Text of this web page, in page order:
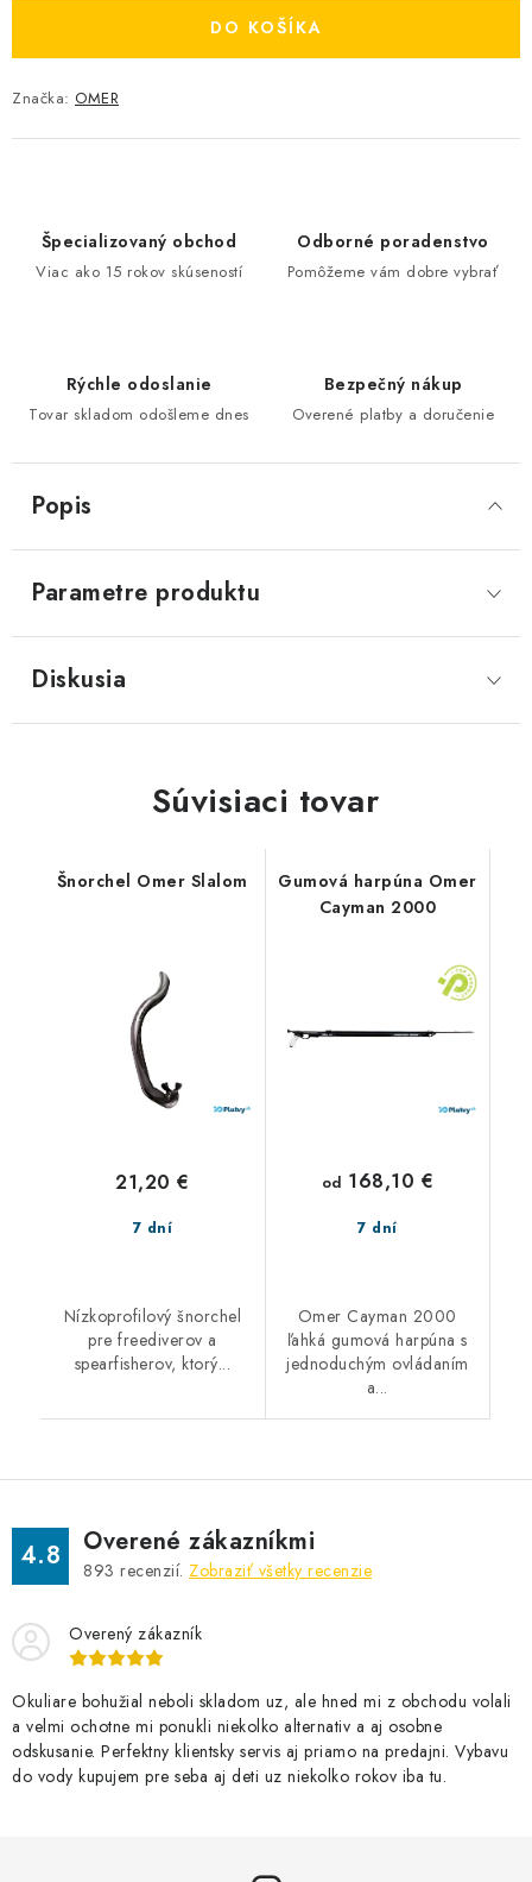
DO KOŠÍKA
Značka: OMER
Špecializovaný obchod
Viac ako 15 rokov skúseností
Odborné poradenstvo
Pomôžeme vám dobre vybrať
Rýchle odoslanie
Tovar skladom odošleme dnes
Bezpečný nákup
Overené platby a doručenie
Popis
Parametre produktu
Diskusia
Súvisiaci tovar
Šnorchel Omer Slalom
7 dní
21,20 €
Nízkoprofilový šnorchel
pre freediverov a
spearfisherov, ktorý...
Gumová harpúna Omer
Cayman 2000
7 dní
od 168,10 €
Omer Cayman 2000
ľahká gumová harpúna s
jednoduchým ovládaním
a...
4.8 Overené zákazníkmi
893 recenzií. Zobraziť všetky recenzie
Overený zákazník
Okuliare bohužial neboli skladom uz, ale hned mi z obchodu volali
a velmi ochotne mi ponukli niekolko alternativ a aj osobne
odskusanie. Perfektny klientsky servis aj priamo na predajni. Vybavu
do vody kupujem pre seba aj deti uz niekolko rokov iba tu.